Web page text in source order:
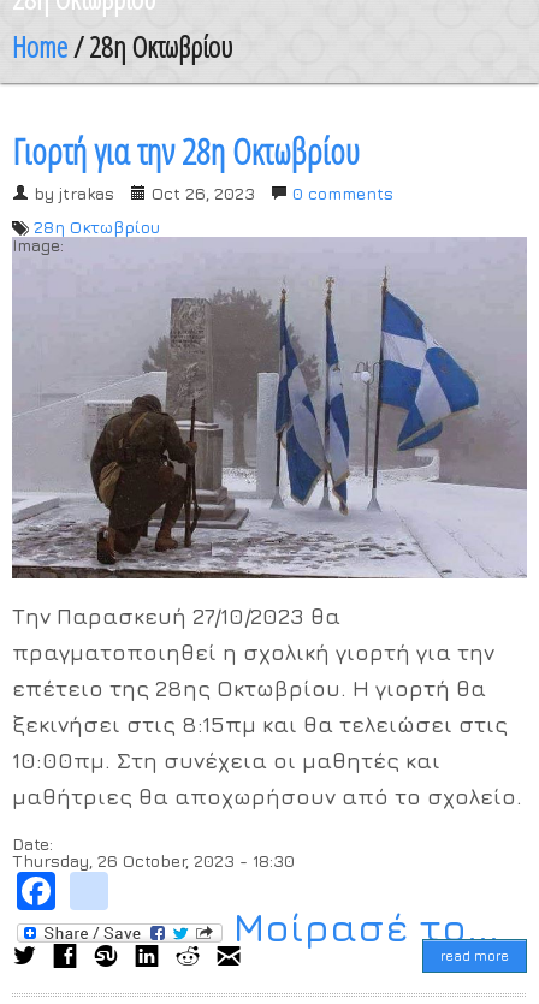
Δράση Μαθητείας
Μαθητές και Γονείς/Κηδεμόνες
Ανακοινώσεις
Χρήσιμα Έντυπα
Home/ 28η Οκτωβρίου
Γιορτή για την 28η Οκτωβρίου
by jtrakas Oct 26, 2023
0 comments
28η Οκτωβρίου
Image:
Την Παρασκευή 27/10/2023 θα
πραγματοποιηθεί η σχολική γιορτή για την
επέτειο της 28ης Οκτωβρίου. Η γιορτή θα
ξεκινήσει στις 8:15πμ και θα τελειώσει στις
10:00πμ. Στη συνέχεια οι μαθητές και
μαθήτριες θα αποχωρήσουν από το σχολείο.
Date:
Thursday, 26 October, 2023 - 18:30
Μοίρασέ το...
read more